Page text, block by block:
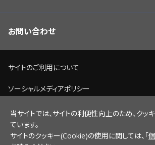
お問い合わせ
サイトのご利用について
ソーシャルメディアポリシー
個人情報保護方針
脆弱性情報開示ポリシー
当サイトでは、サイトの利便性向上のため、ク
ています。
サイトのクッキー(Cookie)の使用に関しては、「